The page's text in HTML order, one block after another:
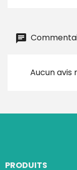
Aucun avis
PRODUITS